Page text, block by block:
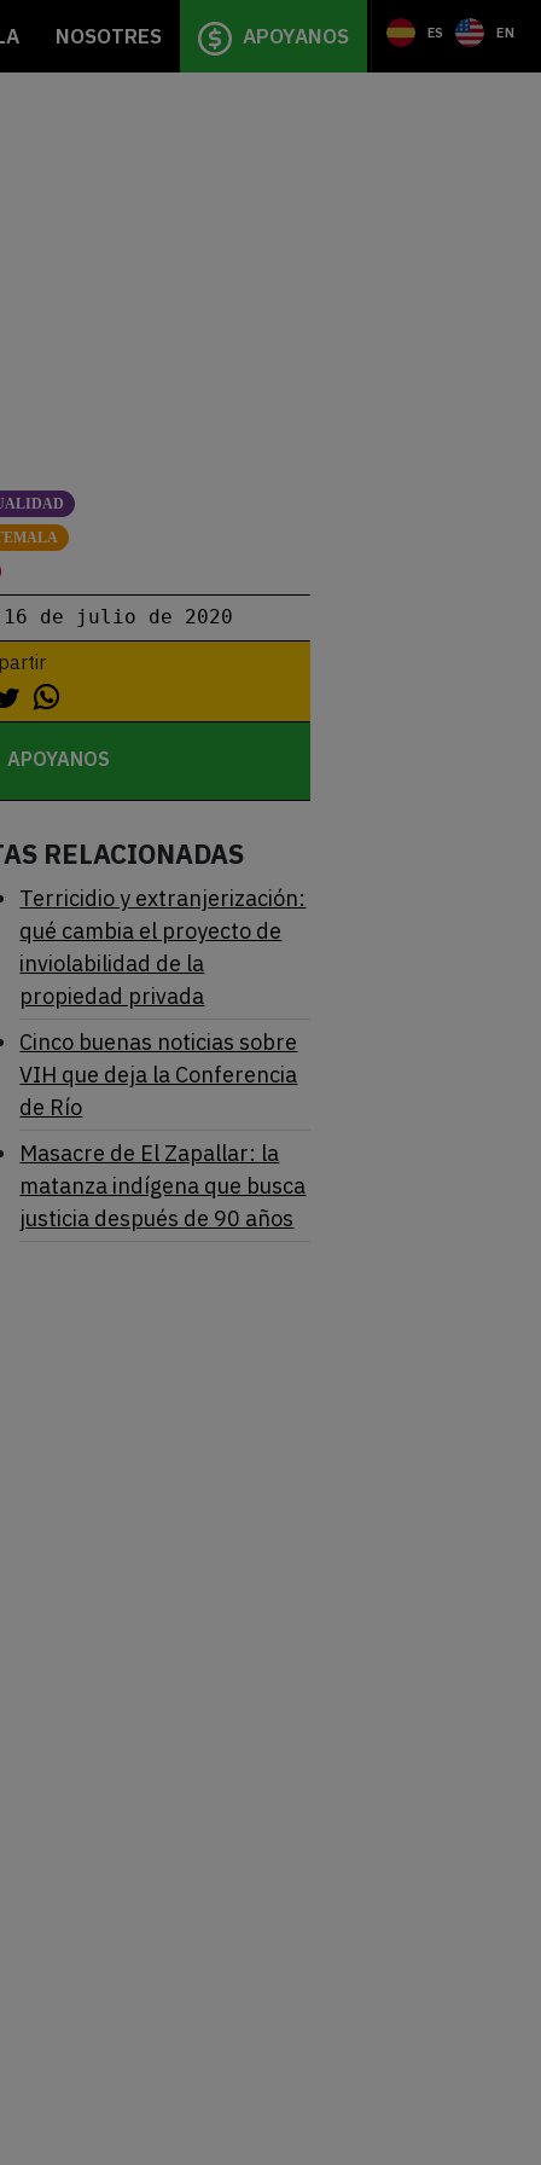
NOSOTRES APOYANOS ES EN
16 de julio de 2020
APOYANOS
RELACIONADAS
Terricidio y extranjerización:
qué cambia el proyecto de
inviolabilidad de la
propiedad privada
Cinco buenas noticias sobre
VIH que deja la Conferencia
de Río
Masacre de El Zapallar: la
matanza indígena que busca
justicia después de 90 años